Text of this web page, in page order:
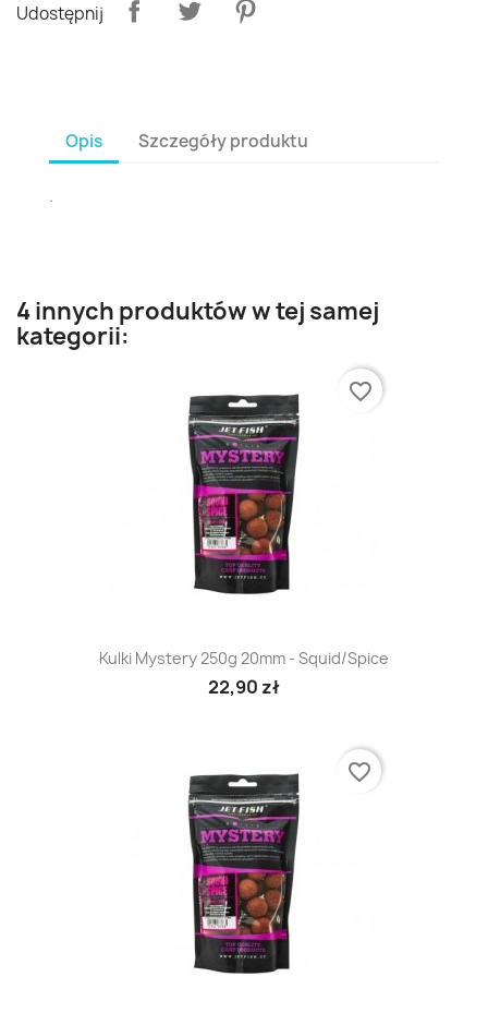
Udostępnij
Opis Szczegóły produktu
.
4 innych produktów w tej samej
kategorii:
Kulki Mystery 250g 20mm - Squid/Spice
22,90 zł
favorite_border
favorite_border